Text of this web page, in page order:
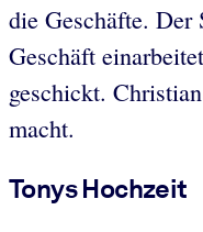
die Geschäfte. Der
Geschäft
geschickt.
macht.
Tonys Hochzeit